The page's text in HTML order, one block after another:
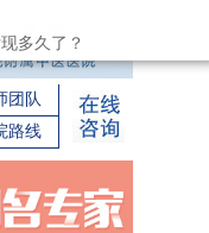
团队
路线
多久了？